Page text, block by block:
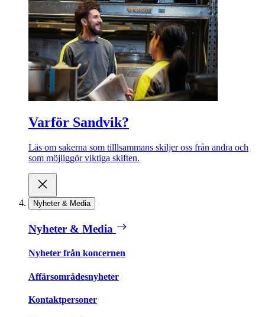
Varför Sandvik?
Läs om sakerna som tilllsammans skiljer oss från andra och
som möjliggör viktiga skiften.
Nyheter & Media
Nyheter & Media
Nyheter från koncernen
Affärsområdesnyheter
Kontaktpersoner